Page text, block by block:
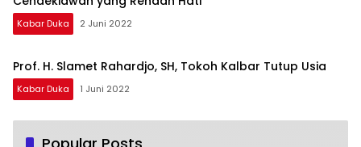
Kabar Duka 2 Juni 2022
Prof. H. Slamet Rahardjo, SH, Tokoh Kalbar Tutup Usia
Kabar Duka 1 Juni 2022